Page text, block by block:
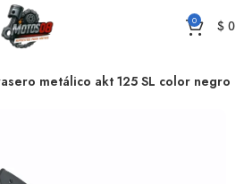
0 $0
metálico akt 125 SL color negro